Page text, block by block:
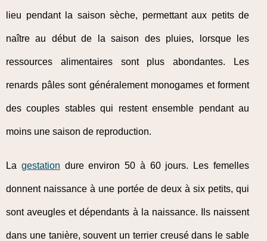
lieu pendant la saison sèche, permettant aux petits de
naître au début de la saison des pluies, lorsque les
ressources alimentaires sont plus abondantes. Les
renards pâles sont généralement monogames et forment
des couples stables qui restent ensemble pendant au
moins une saison de reproduction.
La gestation dure environ 50 à 60 jours. Les femelles
donnent naissance à une portée de deux à six petits, qui
sont aveugles et dépendants à la naissance. Ils naissent
dans une tanière, souvent un terrier creusé dans le sable